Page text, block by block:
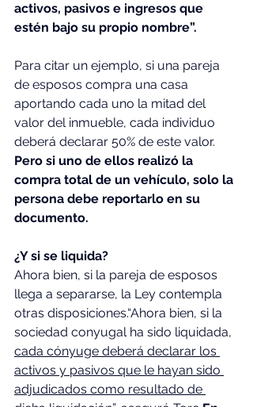
activos, pasivos e ingresos que
estén bajo su propio nombre”.
Para citar un ejemplo, si una pareja
de esposos compra una casa
aportando cada uno la mitad del
valor del inmueble, cada individuo
deberá declarar 50% de este valor.
Pero si uno de ellos realizó la
compra total de un vehículo, solo la
persona debe reportarlo en su
documento.
¿Y si se liquida?
Ahora bien, si la pareja de esposos
llega a separarse, la Ley contempla
otras disposiciones.“Ahora bien, si la
sociedad conyugal ha sido liquidada,
cada cónyuge deberá declarar los
activos y pasivos que le hayan sido
adjudicados como resultado de